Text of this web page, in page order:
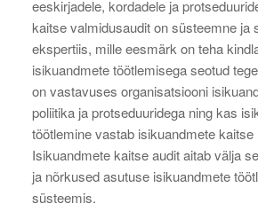
eeskirjadele, kordadele ja
kaitse valmidusaudit on süsteemne ja
ekspertiis, mille eesmärk on teha
isikuandmete töötlemisega seotud
on vastavuses organisatsiooni
poliitika ja protseduuridega ning kas
töötlemine vastab isikuandmete kaitse
Isikuandmete kaitse audit aitab välja
ja nõrkused asutuse isikuandmete
süsteemis.